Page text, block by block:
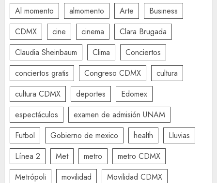
Al momento
almomento Arte
Business
CDMX
cine cinema
Clara Brugada
Claudia Sheinbaum
Clima
Conciertos
conciertos gratis
Congreso CDMX
cultura
cultura CDMX
deportes
Edomex
espectáculos
examen de admisión UNAM
Futbol
Gobierno de mexico health
Lluvias
Línea 2
Met metro
metro CDMX
Metrópoli
movilidad
Movilidad CDMX